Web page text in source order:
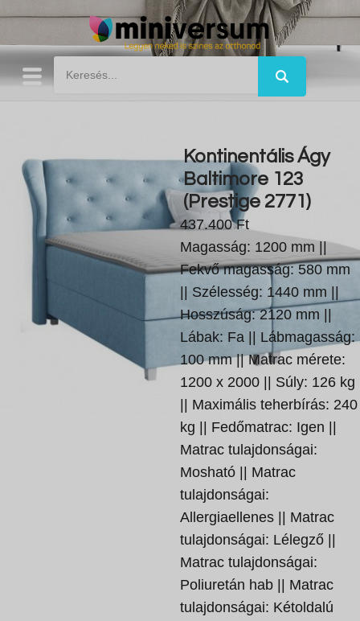
Kontinentális Ágy
Baltimore 123
(Prestige 2771)
437.400 Ft
Magasság: 1200 mm ||
Fekvő magasság: 580 mm
|| Szélesség: 1440 mm ||
Hosszúság: 2120 mm ||
Lábak: Fa || Lábmagasság:
100 mm || Matrac mérete:
1200 x 2000 || Súly: 126 kg
|| Maximális teherbírás: 240
kg || Fedőmatrac: Igen ||
Matrac tulajdonságai:
Mosható || Matrac
tulajdonságai:
Allergiaellenes || Matrac
tulajdonságai: Lélegző ||
Matrac tulajdonságai:
Poliuretán hab || Matrac
tulajdonságai: Kétoldalú